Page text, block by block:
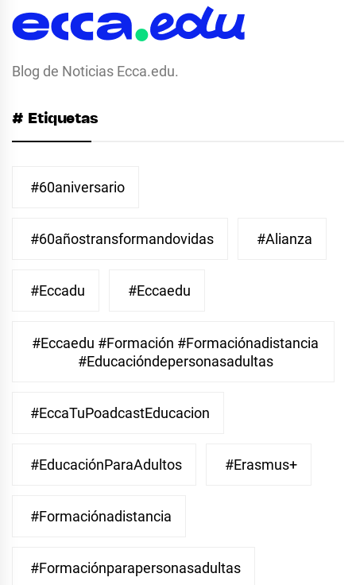
Blog de Noticias Ecca.edu.
# Etiquetas
#60aniversario
#60añostransformandovidas #Alianza
#eccadu #eccaedu
#eccaedu #formación #formaciónadistancia
#educacióndepersonasadultas
#EccaTuPoadcastEducacion
#EducaciónParaAdultos #Erasmus+
#Formaciónadistancia
#Formaciónparapersonasadultas